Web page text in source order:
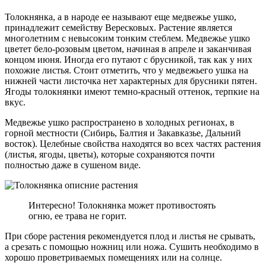
Толокнянка, а в народе ее называют еще медвежье ушко,
принадлежит семейству Вересковых. Растение является
многолетним с невысоким тонким стеблем. Медвежье ушко
цветет бело-розовым цветом, начиная в апреле и заканчивая
концом июня. Иногда его путают с брусникой, так как у них
похожие листья. Стоит отметить, что у медвежьего ушка на
нижней части листочка нет характерных для брусники пятен.
Ягоды толокнянки имеют темно-красный оттенок, терпкие на
вкус.
Медвежье ушко распространено в холодных регионах, в
горной местности (Сибирь, Балтия и Закавказье, Дальний
восток). Целебные свойства находятся во всех частях растения
(листья, ягоды, цветы), которые сохраняются почти
полностью даже в сушеном виде.
Интересно! Толокнянка может противостоять
огню, ее трава не горит.
При сборе растения рекомендуется плод и листья не срывать,
а срезать с помощью ножниц или ножа. Сушить необходимо в
хорошо проветриваемых помещениях или на солнце.